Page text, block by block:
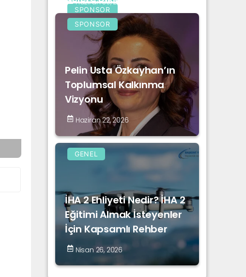
SPONSOR
SPONSOR
Pelin Usta Özkayhan’ın
Toplumsal Kalkınma
Vizyonu
Haziran 22, 2026
GENEL
İHA 2 Ehliyeti Nedir? İHA 2
Eğitimi Almak İsteyenler
İçin Kapsamlı Rehber
Nisan 26, 2026